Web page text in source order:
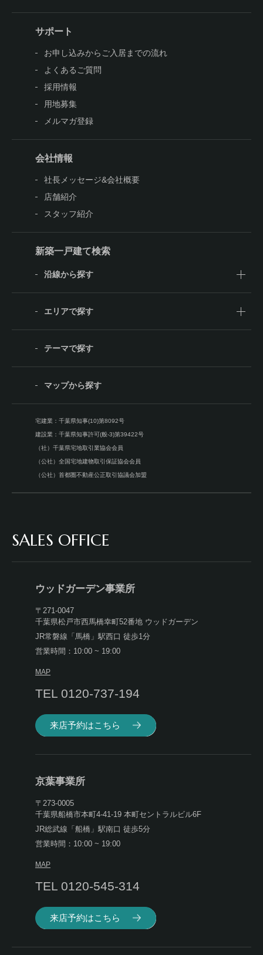
SALES OFFICE
ウッドガーデン事業所
〒271-0047
千葉県松戸市西馬橋幸町52番地 ウッドガーデン
JR常磐線「馬橋」駅西口 徒歩1分
営業時間：10:00 ~ 19:00
MAP
TEL 0120-737-194
来店予約はこちら
京葉事業所
〒273-0005
千葉県船橋市本町4-41-19 本町セントラルビル6F
JR総武線「船橋」駅南口 徒歩5分
営業時間：10:00 ~ 19:00
MAP
TEL 0120-545-314
来店予約はこちら
サポート
お申し込みからご入居までの流れ
よくあるご質問
採用情報
用地募集
メルマガ登録
会社情報
社長メッセージ&会社概要
店舗紹介
スタッフ紹介
新築一戸建て検索
沿線から探す
エリアで探す
テーマで探す
マップから探す
宅建業：千葉県知事(10)第8092号
建設業：千葉県知事許可(般-3)第39422号
（社）千葉県宅地取引業協会会員
（公社）全国宅地建物取引保証協会会員
（公社）首都圏不動産公正取引協議会加盟